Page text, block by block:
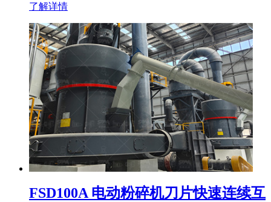
了解详情
FSD100A 电动粉碎机刀片快速连续互